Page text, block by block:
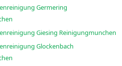
Germering
Erfahrene Küchenreinigung Giesing Reinigungmunchen
Glockenbach